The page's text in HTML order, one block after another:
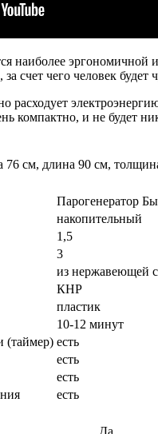
наиболее
счет чего человек будет
расходует
компактно, и не будет
76 см, длина 90 см,
Парогенератор
накопительный
1,5
3
из нержавеющей
КНР
пластик
10-12 минут
(таймер) есть
есть
есть
есть
Да